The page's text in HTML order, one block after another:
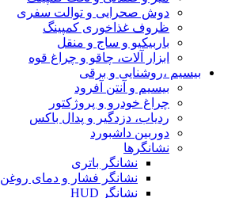
دوش صحرایی و توالت سفری
ظروف غذاخوری کمپینگ
باربیکیو و ساج و منقل
ابزار آلات، چاقو و چراغ قوه
بیسیم ،روشنایی و برقی
بیسیم و آنتن آفرود
چراغ خودرو و پروژکتور
ردیاب، دزدگیر و پدال باکس
دوربین داشبورد
نشانگرها
نشانگر باتری
نشانگر فشار و دمای روغن
نشانگر HUD